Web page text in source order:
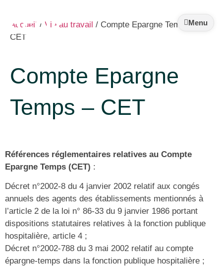
DEFIS Menu
Accueil / Vie au travail / Compte Epargne Temps –
CET
Compte Epargne
Temps – CET
Références réglementaires relatives au Compte
Epargne Temps (CET) :
Décret n°2002-8 du 4 janvier 2002 relatif aux congés
annuels des agents des établissements mentionnés à
l’article 2 de la loi n° 86-33 du 9 janvier 1986 portant
dispositions statutaires relatives à la fonction publique
hospitalière, article 4 ;
Décret n°2002-788 du 3 mai 2002 relatif au compte
épargne-temps dans la fonction publique hospitalière ;